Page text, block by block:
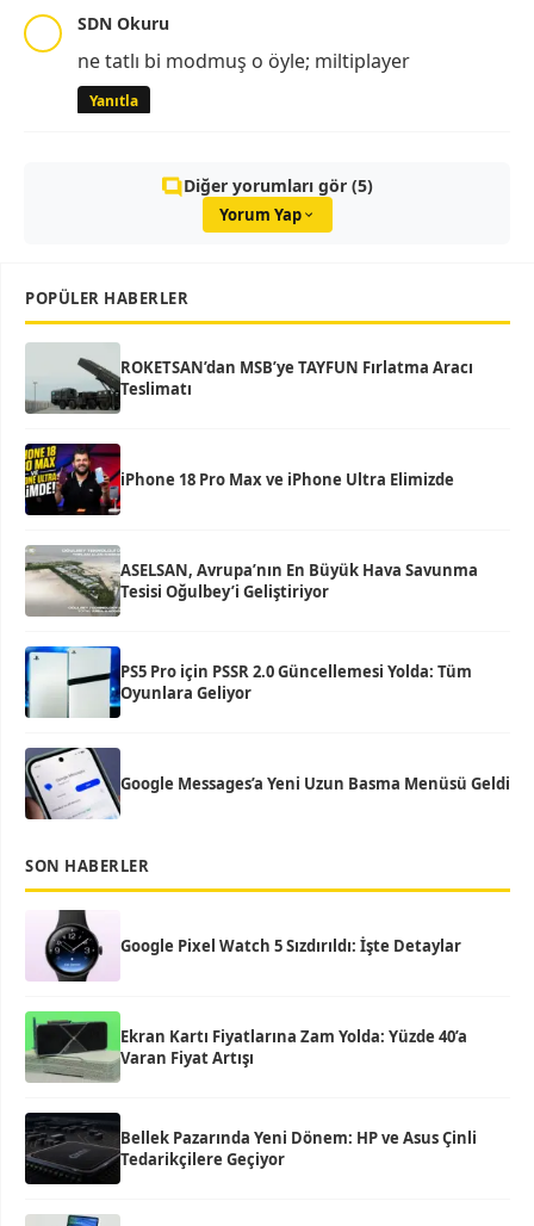
SDN Okuru
ne tatlı bi modmuş o öyle; miltiplayer
Yanıtla
Diğer yorumları gör (5)
Yorum Yap
POPÜLER HABERLER
ROKETSAN’dan MSB’ye TAYFUN Fırlatma Aracı
Teslimatı
iPhone 18 Pro Max ve iPhone Ultra Elimizde
ASELSAN, Avrupa’nın En Büyük Hava Savunma
Tesisi Oğulbey’i Geliştiriyor
PS5 Pro için PSSR 2.0 Güncellemesi Yolda: Tüm
Oyunlara Geliyor
Google Messages’a Yeni Uzun Basma Menüsü Geldi
SON HABERLER
Google Pixel Watch 5 Sızdırıldı: İşte Detaylar
Ekran Kartı Fiyatlarına Zam Yolda: Yüzde 40’a
Varan Fiyat Artışı
Bellek Pazarında Yeni Dönem: HP ve Asus Çinli
Tedarikçilere Geçiyor